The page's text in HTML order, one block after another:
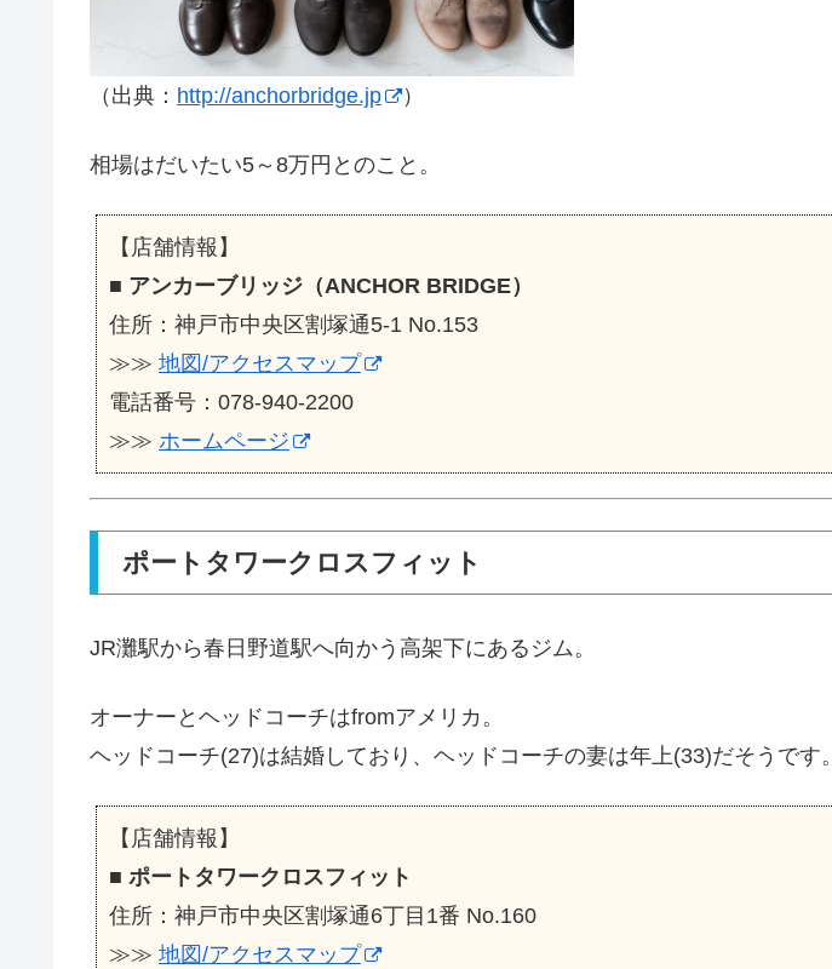
（出典： http://anchorbridge.jp ）
相場はだいたい5～8万円とのこと。
【店舗情報】
■ アンカーブリッジ（ANCHOR BRIDGE）
住所：神戸市中央区割塚通5-1 No.153
≫≫ 地図/アクセスマップ
電話番号：078-940-2200
≫≫ ホームページ
ポートタワークロスフィット
JR灘駅から春日野道駅へ向かう高架下にあるジム。
オーナーとヘッドコーチはfromアメリカ。
ヘッドコーチ(27)は結婚しており、ヘッドコーチの妻は年上(33)だそうです。
【店舗情報】
■ ポートタワークロスフィット
住所：神戸市中央区割塚通6丁目1番 No.160
≫≫ 地図/アクセスマップ